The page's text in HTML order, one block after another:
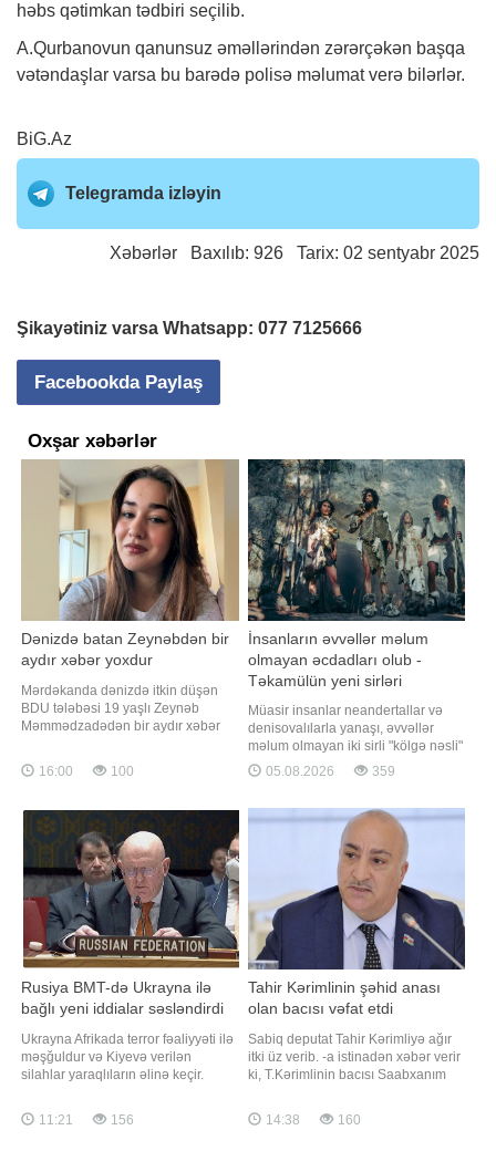
həbs qətimkan tədbiri seçilib.
A.Qurbanovun qanunsuz əməllərindən zərərçəkən başqa
vətəndaşlar varsa bu barədə polisə məlumat verə bilərlər.
BiG.Az
Telegramda izləyin
Xəbərlər Baxılıb: 926 Tarix: 02 sentyabr 2025
Şikayətiniz varsa Whatsapp: 077 7125666
Facebookda Paylaş
Oxşar xəbərlər
Dənizdə batan Zeynəbdən bir
aydır xəbər yoxdur
Mərdəkanda dənizdə itkin düşən
BDU tələbəsi 19 yaşlı Zeynəb
Məmmədzadədən bir aydır xəbər
bu barədə itkin tələbənin yaxını
Üzeyir Eldar Cəfərov sosial şəbəkə
sözlərinə görə, bu gün artıq 30 gün
tamam olur ki, Zeynəblə bağl
16:00 100
İnsanların əvvəllər məlum
olmayan əcdadları olub -
Təkamülün yeni sirləri
Müasir insanlar neandertallar və
denisovalılarla yanaşı, əvvəllər
məlum olmayan iki sirli "kölgə nəsli"
ilə də qarışıblar. Qaynarinfo xəbər
verir ki, bu barədə "Sci.News" nəşri
kampusunun rəhbərliyi ilə aparılan
yeni araşdırmaya istinadən məluma
05.08.2026 359
Rusiya BMT-də Ukrayna ilə
bağlı yeni iddialar səsləndirdi
Ukrayna Afrikada terror fəaliyyəti ilə
məşğuldur və Kiyevə verilən
silahlar yaraqlıların əlinə keçir.
BMT-dəki daimi nümayəndəsi Vasili
Nebenzya missiyanın rəsmi internet
11:21 156
Tahir Kərimlinin şəhid anası
olan bacısı vəfat etdi
Sabiq deputat Tahir Kərimliyə ağır
itki üz verib. -a istinadən xəbər verir
ki, T.Kərimlinin bacısı Saabxanım
edib. Mərhum bu gün Şamaxı şəhər
qəbiristanlığında dəfn olunacaq.
14:38 160